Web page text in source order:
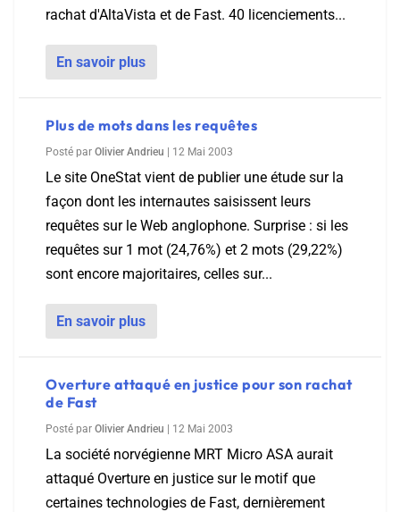
rachat d'AltaVista et de Fast. 40 licenciements...
En savoir plus
Plus de mots dans les requêtes
Posté par Olivier Andrieu 12 Mai 2003
Le site OneStat vient de publier une étude sur la
façon dont les internautes saisissent leurs
requêtes sur le Web anglophone. Surprise : si les
requêtes sur 1 mot (24,76%) et 2 mots (29,22%)
sont encore majoritaires, celles sur...
En savoir plus
Overture attaqué en justice pour son rachat
de Fast
Posté par Olivier Andrieu 12 Mai 2003
La société norvégienne MRT Micro ASA aurait
attaqué Overture en justice sur le motif que
certaines technologies de Fast, dernièrement